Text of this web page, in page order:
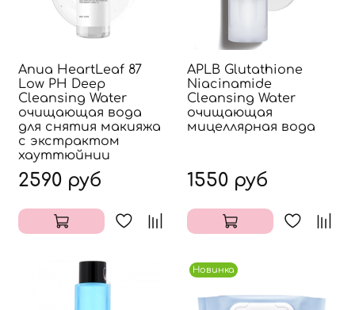
Anua HeartLeaf 87
Low PH Deep
Cleansing Water
очищающая вода
для снятия макияжа
с экстрактом
хауттюйнии
2590 руб
APLB Glutathione
Niacinamide
Cleansing Water
очищающая
мицеллярная вода
1550 руб
Новинка